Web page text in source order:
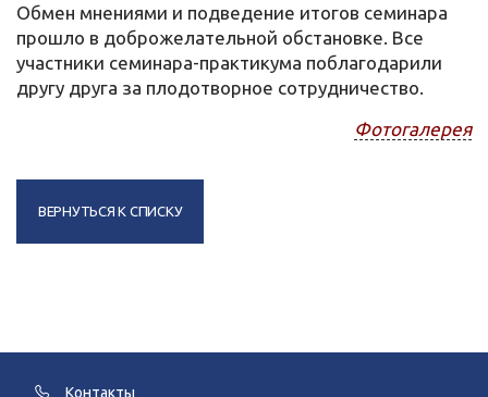
Обмен мнениями и подведение итогов семинара
прошло в доброжелательной обстановке. Все
участники семинара-практикума поблагодарили
другу друга за плодотворное сотрудничество.
Фотогалерея
ВЕРНУТЬСЯ К СПИСКУ
Контакты